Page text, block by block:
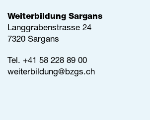
Weiterbildung Sargans
Langgrabenstrasse 24
7320 Sargans
Tel. +41 58 228 89 00
weiterbildung@bzgs.ch